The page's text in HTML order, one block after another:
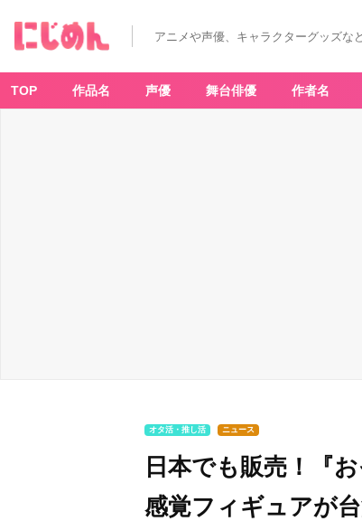
アニメや声優、キャラクターグッズな
TOP 作品名 声優 舞台俳優 作者名
オタ活・推し活 ニュース
日本でも販売！『
感覚フィギュアが